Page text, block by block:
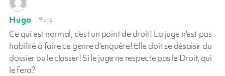
Hugo 9 ans
Ce qui est normal, c'est un point de droit! La juge n'est pas
habilité à faire ce genre d'enquête! Elle doit se désaisir du
dossier ou le classer! Si le juge ne respecte pas le Droit, qui
le fera?